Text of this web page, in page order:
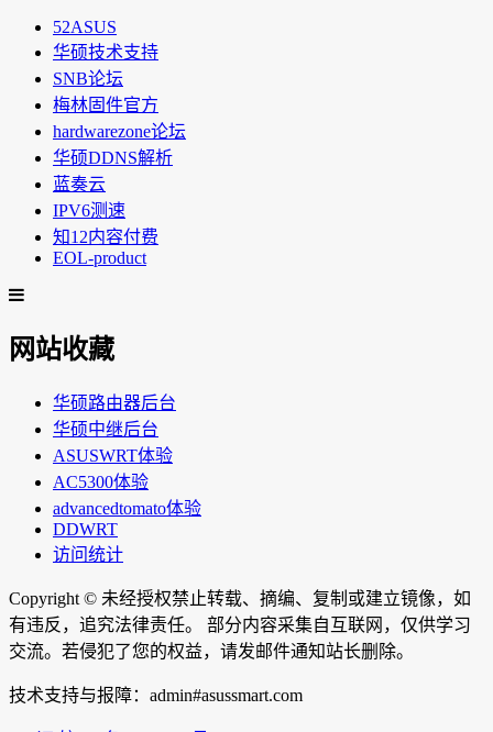
52ASUS
华硕技术支持
SNB论坛
梅林固件官方
hardwarezone论坛
华硕DDNS解析
蓝奏云
IPV6测速
知12内容付费
EOL-product
网站收藏
华硕路由器后台
华硕中继后台
ASUSWRT体验
AC5300体验
advancedtomato体验
DDWRT
访问统计
Copyright © 未经授权禁止转载、摘编、复制或建立镜像，如
有违反，追究法律责任。 部分内容采集自互联网，仅供学习
交流。若侵犯了您的权益，请发邮件通知站长删除。
技术支持与报障：admin#asussmart.com